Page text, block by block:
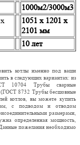
1000м2/3000м3
1051 х 1201 х
2101 мм
10 лет
котлы именно под ваши
в следующих вариантах: из
10704 Трубы сварные
8732 Трубы бесшовные
котлов, вы можете купить
с подводом и отводом
размерами,
определенная мощность,
пожелания необходимо